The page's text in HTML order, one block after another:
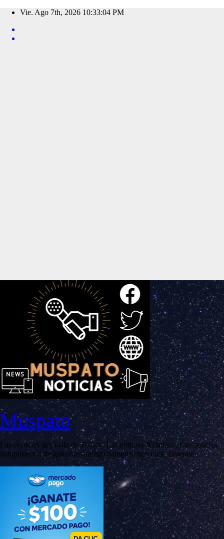
Saltar
contenido
Vie. Ago 7th, 2026 10:33:06 PM
Muspato
Las Noticias del Valle de Toluca, Las noticias Xalatlaco, Las noticias
tianguistenco de galeana santiago tianguistenco méx. Enterate